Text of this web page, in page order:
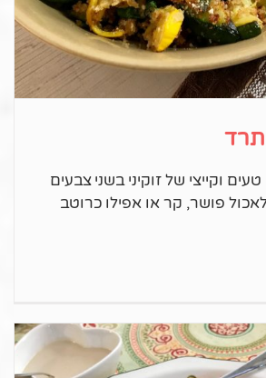
וקייצי של זוקיני בשני צבעים
פושר, קר או אפילו כרוטב